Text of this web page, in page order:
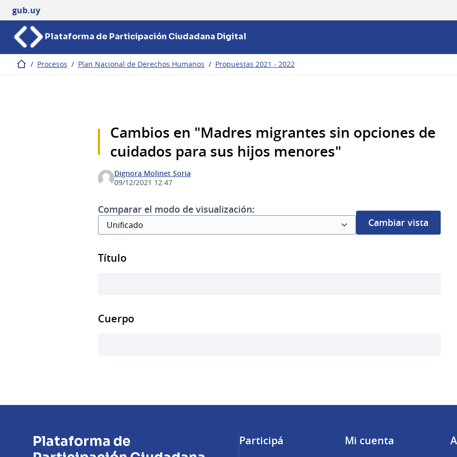
gub.uy
Plataforma de Participación Ciudadana Digital
Inicio / Procesos / Plan Nacional de Derechos Humanos / Propuestas 2021 - 2022
Cambios en "Madres migrantes sin opciones de
cuidados para sus hijos menores"
Dignora Molinet Soria
09/12/2021 12:47
Comparar el modo de visualización:
Cambiar vista
Título
Cuerpo
Plataforma de
Participá Mi cuenta